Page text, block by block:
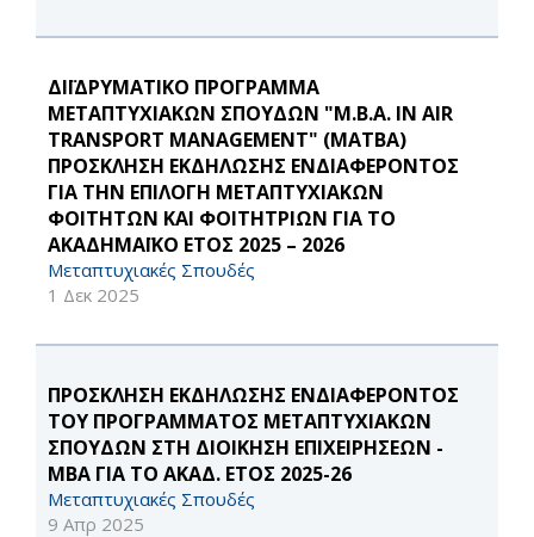
ΔΙΪΔΡΥΜΑΤΙΚΟ ΠΡΟΓΡΑΜΜΑ
ΜΕΤΑΠΤΥΧΙΑΚΩΝ ΣΠΟΥΔΩΝ "M.B.A. IN AIR
TRANSPORT MANAGEMENT" (MATBA)
ΠΡΟΣΚΛΗΣΗ ΕΚΔΗΛΩΣΗΣ ΕΝΔΙΑΦΕΡΟΝΤΟΣ
ΓΙΑ ΤΗΝ ΕΠΙΛΟΓΗ ΜΕΤΑΠΤΥΧΙΑΚΩΝ
ΦΟΙΤΗΤΩΝ ΚΑΙ ΦΟΙΤΗΤΡΙΩΝ ΓΙΑ ΤΟ
ΑΚΑΔΗΜΑΪΚΟ ΕΤΟΣ 2025 – 2026
Μεταπτυχιακές Σπουδές
1 Δεκ 2025
ΠΡΟΣΚΛΗΣΗ ΕΚΔΗΛΩΣΗΣ ΕΝΔΙΑΦΕΡΟΝΤΟΣ
ΤΟΥ ΠΡΟΓΡΑΜΜΑΤΟΣ ΜΕΤΑΠΤΥΧΙΑΚΩΝ
ΣΠΟΥΔΩΝ ΣΤΗ ΔΙΟΙΚΗΣΗ ΕΠΙΧΕΙΡΗΣΕΩΝ -
ΜΒΑ ΓΙΑ ΤΟ ΑΚΑΔ. ΕΤΟΣ 2025-26
Μεταπτυχιακές Σπουδές
9 Απρ 2025